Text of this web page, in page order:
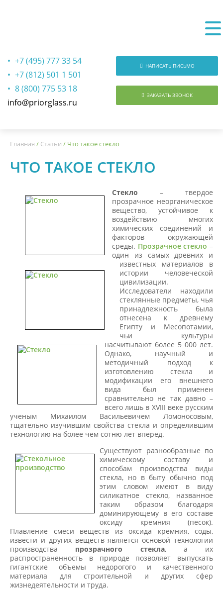
+7 (495) 777 33 54
+7 (812) 501 1 501
8 (800) 775 53 18
info@priorglass.ru
НАПИСАТЬ ПИСЬМО
ЗАКАЗАТЬ ЗВОНОК
Главная / Статьи / Что такое стекло
ЧТО ТАКОЕ СТЕКЛО
Стекло – твердое
прозрачное неорганическое
вещество, устойчивое к
воздействию многих
химических соединений и
факторов окружающей
среды. Прозрачное стекло –
один из самых древних и
известных материалов в
истории человеческой
цивилизации.
Исследователи находили
стеклянные предметы, чья
принадлежность была
отнесена к древнему
Египту и Месопотамии,
чьи культуры
насчитывают более 5 000 лет.
Однако, научный и
методичный подход к
изготовлению стекла и
модификации его внешнего
вида был применен
сравнительно не так давно –
всего лишь в XVIII веке русским
ученым Михаилом Васильевичем Ломоносовым,
тщательно изучившим свойства стекла и определившим
технологию на более чем сотню лет вперед.
Существуют разнообразные по
химическому составу и
способам производства виды
стекла, но в быту обычно под
этим словом имеют в виду
силикатное стекло, названное
таким образом благодаря
доминирующему в его составе
оксиду кремния (песок).
Плавление смеси веществ из оксида кремния, соды,
извести и других веществ является основой технологии
производства прозрачного стекла, а их
распространенность в природе позволяет выпускать
гигантские объемы недорогого и качественного
материала для строительной и других сфер
жизнедеятельности и труда.